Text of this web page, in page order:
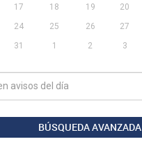
17 18 19 20
24 25 26 27
31 1 2 3
BÚSQUEDA AVANZADA